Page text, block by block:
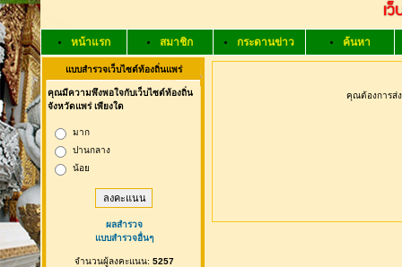
หน้าแรก สมาชิก กระดานข่าว ค้นหา
แบบสำรวจเว็บไซต์ท้องถิ่นแพร่
คุณมีความพึงพอใจกับเว็บไซต์ท้องถิ่น
จังหวัดแพร่ เพียงใด
มาก
ปานกลาง
น้อย
ผลสำรวจ
แบบสำรวจอื่นๆ
จำนวนผู้ลงคะแนน: 5257
คุณต้องการส่